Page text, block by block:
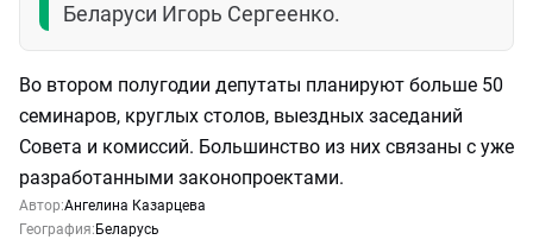
Беларуси Игорь Сергеенко.
Во втором полугодии депутаты планируют больше 50
семинаров, круглых столов, выездных заседаний
Совета и комиссий. Большинство из них связаны с уже
разработанными законопроектами.
Автор:Ангелина Казарцева
География: Беларусь